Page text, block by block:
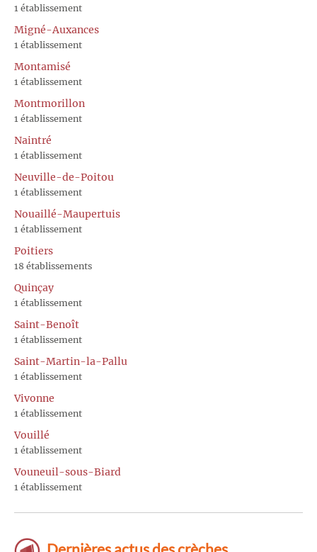
1 établissement
Migné-Auxances
1 établissement
Montamisé
1 établissement
Montmorillon
1 établissement
Naintré
1 établissement
Neuville-de-Poitou
1 établissement
Nouaillé-Maupertuis
1 établissement
Poitiers
18 établissements
Quinçay
1 établissement
Saint-Benoît
1 établissement
Saint-Martin-la-Pallu
1 établissement
Vivonne
1 établissement
Vouillé
1 établissement
Vouneuil-sous-Biard
1 établissement